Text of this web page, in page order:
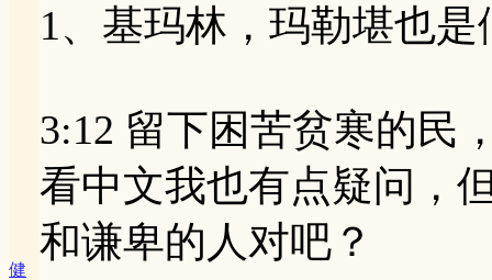
健
1、基玛林，玛勒堪也是
3:12 留下困苦贫寒的民
看中文我也有点疑问，
和谦卑的人对吧？